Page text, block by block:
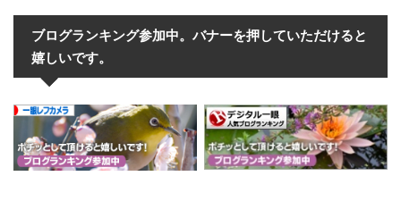
ブログランキング参加中。バナーを押していただけると
嬉しいです。